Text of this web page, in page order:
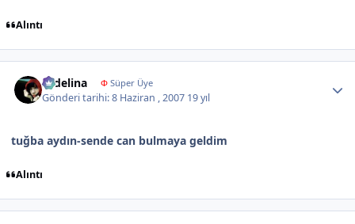
Alıntı
sedelina ΦSüper Üye
Gönderi tarihi:8 Haziran , 2007 19 yıl
tuğba aydın-sende can bulmaya geldim
Alıntı